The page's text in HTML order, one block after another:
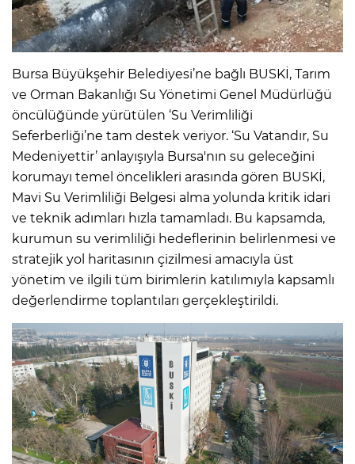
Bursa Büyükşehir Belediyesi’ne bağlı BUSKİ, Tarım
ve Orman Bakanlığı Su Yönetimi Genel Müdürlüğü
öncülüğünde yürütülen ‘Su Verimliliği
Seferberliği’ne tam destek veriyor. ‘Su Vatandır, Su
Medeniyettir’ anlayışıyla Bursa'nın su geleceğini
korumayı temel öncelikleri arasında gören BUSKİ,
Mavi Su Verimliliği Belgesi alma yolunda kritik idari
ve teknik adımları hızla tamamladı. Bu kapsamda,
kurumun su verimliliği hedeflerinin belirlenmesi ve
stratejik yol haritasının çizilmesi amacıyla üst
yönetim ve ilgili tüm birimlerin katılımıyla kapsamlı
değerlendirme toplantıları gerçekleştirildi.